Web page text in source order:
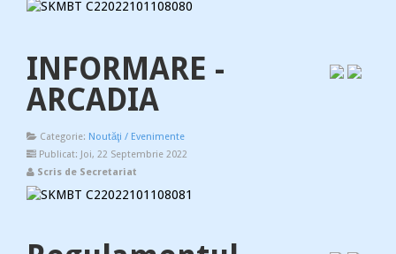
INFORMARE -
ARCADIA
Categorie: Noutăţi / Evenimente
Publicat: Joi, 22 Septembrie 2022
Scris de Secretariat